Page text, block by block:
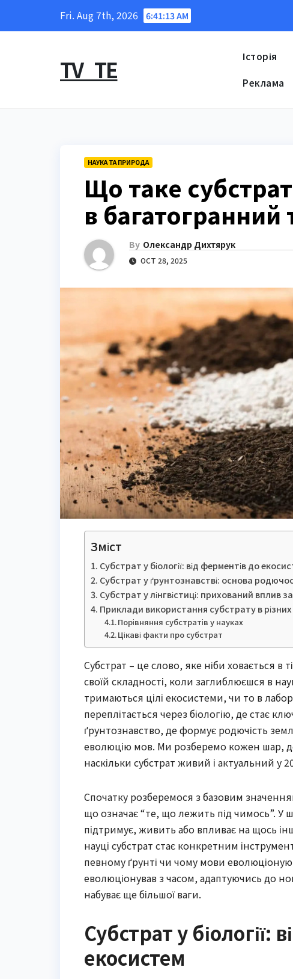
Fri. Aug 7th, 2026 6:41:14 AM
TV_TE Історія
Реклама
НАУКА ТА ПРИРОДА
Що таке
в багатогранний
By Олександр Дихтярук
OCT 28, 2025
Зміст
Субстрат у біології: від ферментів до
Субстрат у ґрунтознавстві: основа
Субстрат у лінгвістиці: прихований вплив
Приклади використання субстрату в
Порівняння субстратів у науках
Цікаві факти про субстрат
Субстрат – це слово, яке ніби ховається в
своїй складності, коли заглиблюєшся в
тримаються цілі екосистеми, чи то в
переплітається через біологію, де стає
ґрунтознавство, де формує родючість
еволюцію мов. Ми розберемо кожен шар,
наскільки субстрат живий і актуальний у
Спочатку розберемося з базовим
що означає “те, що лежить під чимось”.
підтримує, живить або впливає на щось
науці субстрат стає конкретним
певному ґрунті чи чому мови
еволюціонував з часом, адаптуючись до
набуває ще більшої ваги.
Субстрат у біології:
екосистем